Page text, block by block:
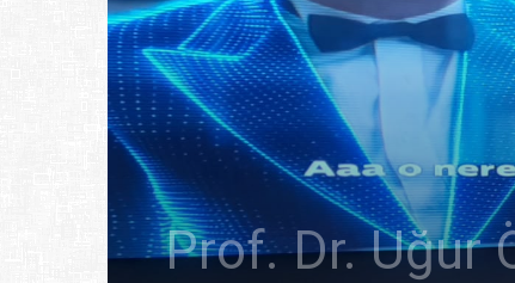
Prof. Dr. Uğur